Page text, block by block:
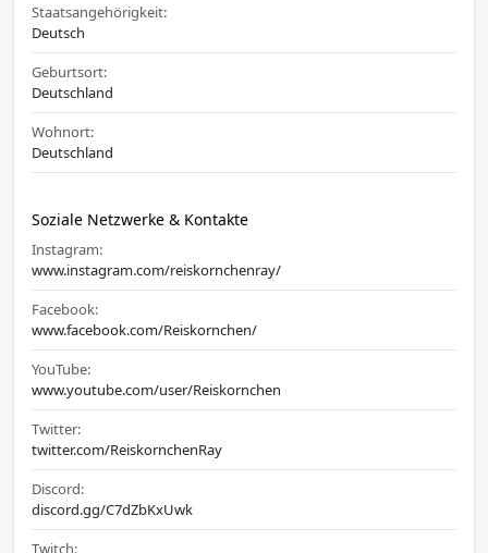
Staatsangehörigkeit:
Deutsch
Geburtsort:
Deutschland
Wohnort:
Deutschland
Soziale Netzwerke & Kontakte
Instagram:
www.instagram.com/reiskornchenray/
Facebook:
www.facebook.com/Reiskornchen/
YouTube:
www.youtube.com/user/Reiskornchen
Twitter:
twitter.com/ReiskornchenRay
Discord:
discord.gg/C7dZbKxUwk
Twitch: